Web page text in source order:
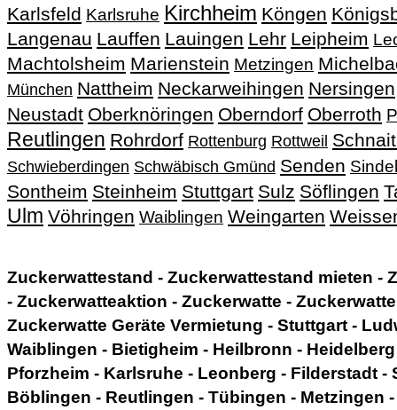
Karlsfeld Karlsruhe Kirchheim Köngen
Langenau Lauffen Lauingen Lehr Leipheim
Machtolsheim Marienstein Metzingen
München Nattheim Neckarweihingen Nersingen
Neustadt Oberknöringen Oberndorf Oberroth
Reutlingen Rohrdorf Rottenburg Rottweil
Schwieberdingen Schwäbisch Gmünd Senden
Sontheim Steinheim Stuttgart Sulz Söflingen
Ulm Vöhringen Waiblingen Weingarten
Zuckerwattestand - Zuckerwattestand mieten -
- Zuckerwatteaktion - Zuckerwatte -
Zuckerwatte Geräte Vermietung - Stuttgart -
Waiblingen - Bietigheim - Heilbronn -
Pforzheim - Karlsruhe - Leonberg - Filderstadt -
Böblingen - Reutlingen - Tübingen - Metzingen